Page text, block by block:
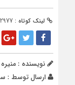
لینک کوتاه :
نویسنده :
ارسال توسط :